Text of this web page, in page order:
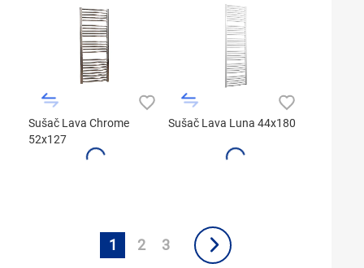
Sušač Lava Chrome
52x127
Sušač Lava Luna 44x180
1 2 3